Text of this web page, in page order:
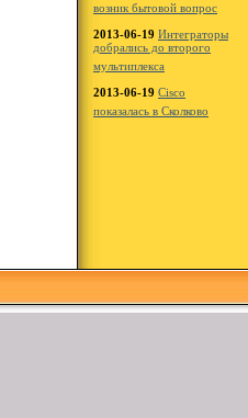
возник бытовой вопрос
2013-06-19 Интеграторы
добрались до второго
мультиплекса
2013-06-19 Cisco
показалась в Сколково